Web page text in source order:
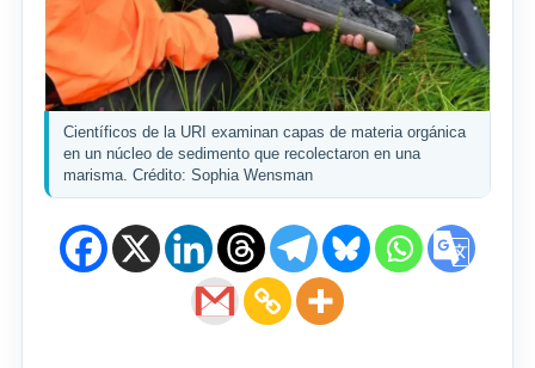
Científicos de la URI examinan capas de materia orgánica
en un núcleo de sedimento que recolectaron en una
marisma. Crédito: Sophia Wensman